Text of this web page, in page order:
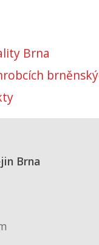
Brna
Brna